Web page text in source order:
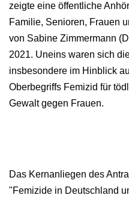
zeigte eine öffentliche
Familie, Senioren, Frauen
von Sabine Zimmermann
2021. Uneins waren sich
insbesondere im Hinblick
Oberbegriffs Femizid für
Gewalt gegen Frauen.
Das Kernanliegen des
"Femizide in Deutschland